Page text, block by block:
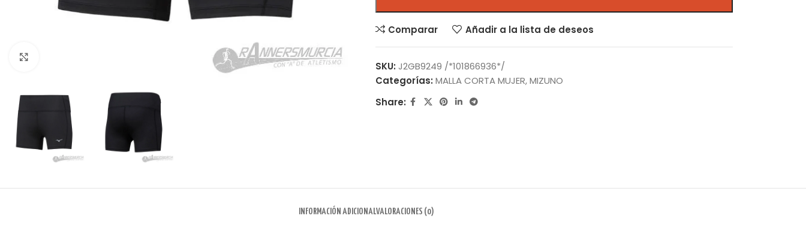
Comparar Añadir a la lista de deseos
SKU: J2GB9249 /*101866936*/
Categorías: MALLA CORTA MUJER,MIZUNO
Share:
INFORMACIÓN ADICIONALVALORACIONES (0)